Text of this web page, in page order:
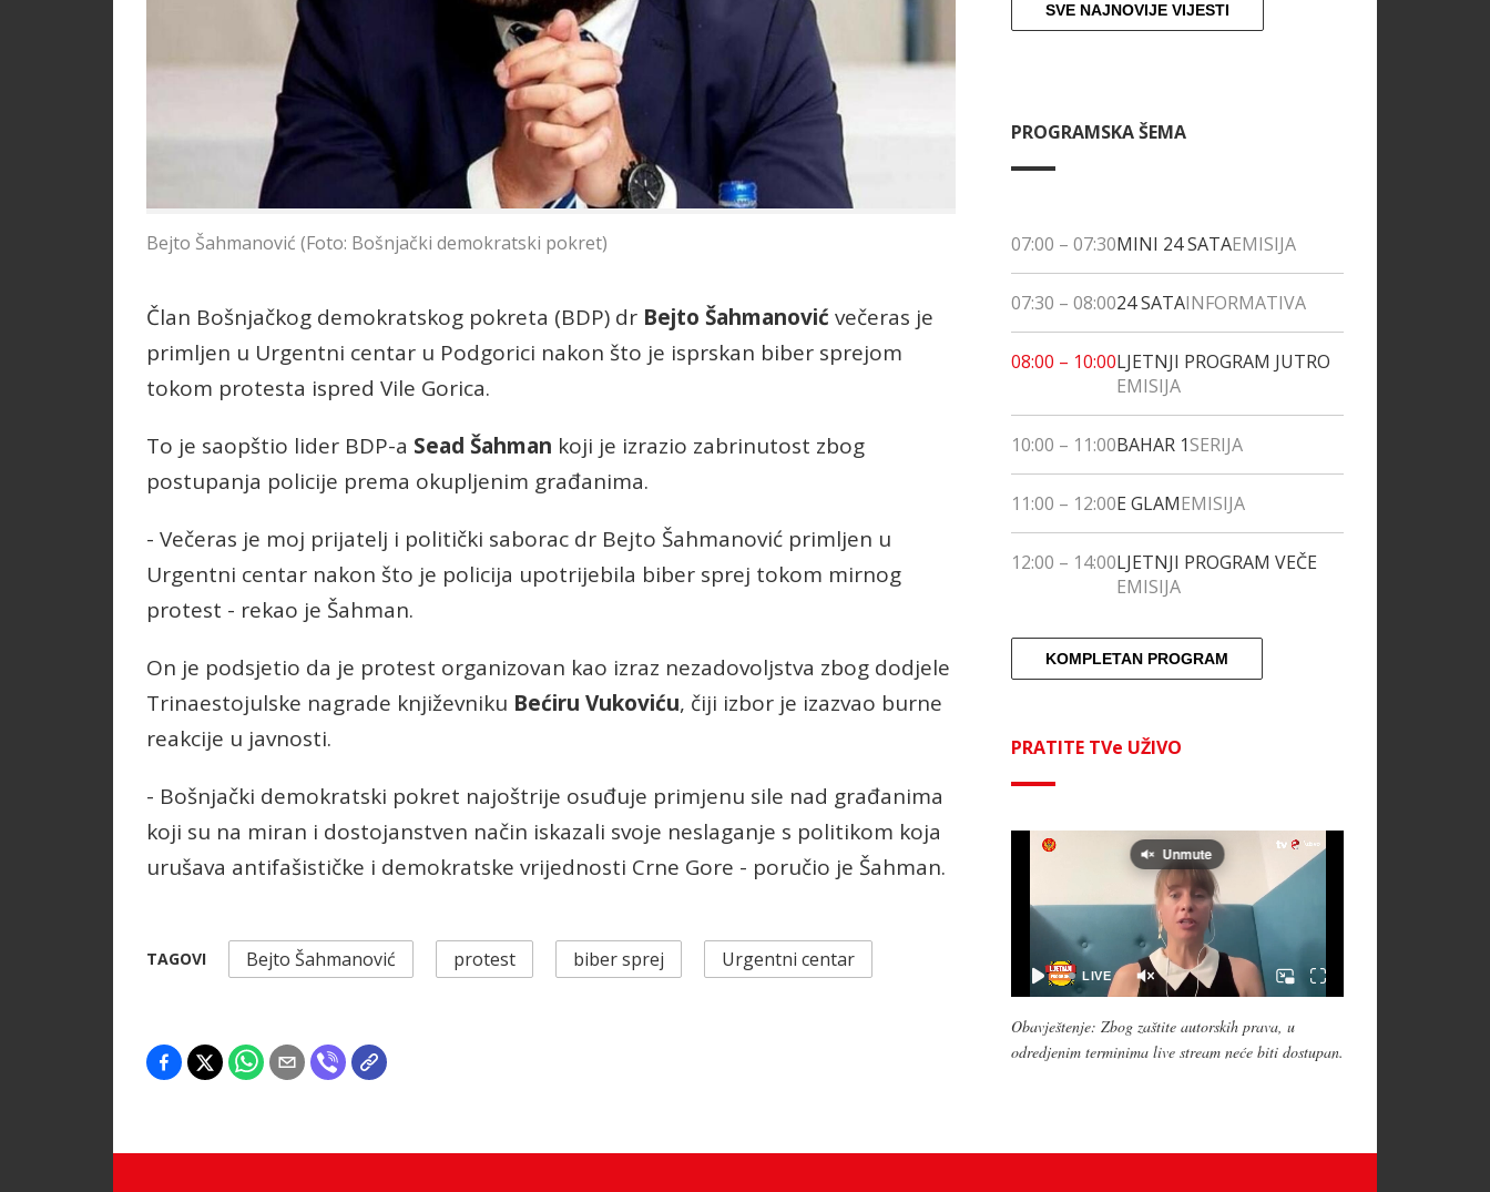
Bejto Šahmanović (Foto: Bošnjački demokratski pokret)
Član Bošnjačkog demokratskog pokreta (BDP) dr Bejto Šahmanović večeras je
primljen u Urgentni centar u Podgorici nakon što je isprskan biber sprejom
tokom protesta ispred Vile Gorica.
To je saopštio lider BDP-a Sead Šahman koji je izrazio zabrinutost zbog
postupanja policije prema okupljenim građanima.
- Večeras je moj prijatelj i politički saborac dr Bejto Šahmanović primljen u
Urgentni centar nakon što je policija upotrijebila biber sprej tokom mirnog
protest - rekao je Šahman.
On je podsjetio da je protest organizovan kao izraz nezadovoljstva zbog dodjele
Trinaestojulske nagrade književniku Bećiru Vukoviću, čiji izbor je izazvao burne
reakcije u javnosti.
- Bošnjački demokratski pokret najoštrije osuđuje primjenu sile nad građanima
koji su na miran i dostojanstven način iskazali svoje neslaganje s politikom koja
urušava antifašističke i demokratske vrijednosti Crne Gore - poručio je Šahman.
TAGOVI Bejto Šahmanović protest biber sprej Urgentni centar
SVE NAJNOVIJE VIJESTI
PROGRAMSKA ŠEMA
07:00 – 07:30MINI 24 SATAEMISIJA
07:30 – 08:0024 SATAINFORMATIVA
08:00 – 10:00LJETNJI PROGRAM JUTRO
EMISIJA
10:00 – 11:00BAHAR 1SERIJA
11:00 – 12:00E GLAMEMISIJA
12:00 – 14:00LJETNJI PROGRAM VEČE
EMISIJA
KOMPLETAN PROGRAM
PRATITE TVe UŽIVO
Obavještenje: Zbog zaštite autorskih prava, u
odredjenim terminima live stream neće biti dostupan.